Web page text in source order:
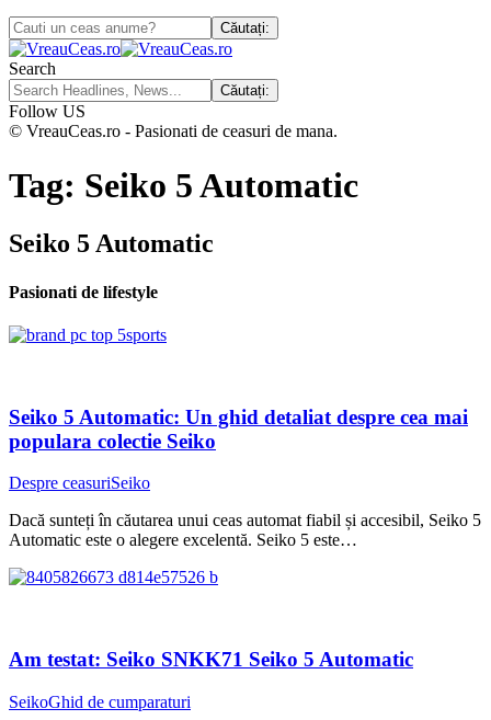
Search
Follow US
© VreauCeas.ro - Pasionati de ceasuri de mana.
Tag: Seiko 5 Automatic
Seiko 5 Automatic
Pasionati de lifestyle
Seiko 5 Automatic: Un ghid detaliat despre cea mai
populara colectie Seiko
Despre ceasuriSeiko
Dacă sunteți în căutarea unui ceas automat fiabil și accesibil, Seiko 5
Automatic este o alegere excelentă. Seiko 5 este…
Am testat: Seiko SNKK71 Seiko 5 Automatic
SeikoGhid de cumparaturi